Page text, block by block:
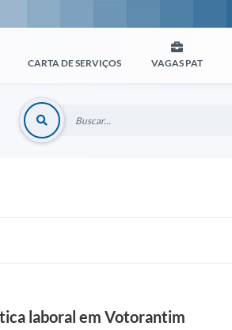
CARTA DE SERVIÇOS VAGAS PAT
laboral em Votorantim